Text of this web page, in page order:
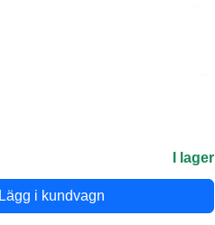
I lager
Lägg i kundvagn